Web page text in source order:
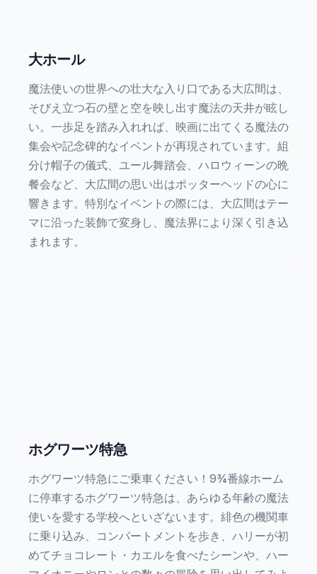
大ホール
魔法使いの世界への壮大な入り口である大広間は、
そびえ立つ石の壁と空を映し出す魔法の天井が眩し
い。一歩足を踏み入れれば、映画に出てくる魔法の
集会や記念碑的なイベントが再現されています。組
分け帽子の儀式、ユール舞踏会、ハロウィーンの晩
餐会など、大広間の思い出はポッターヘッドの心に
響きます。特別なイベントの際には、大広間はテー
マに沿った装飾で変身し、魔法界により深く引き込
まれます。
ホグワーツ特急
ホグワーツ特急にご乗車ください！9¾番線ホーム
に停車するホグワーツ特急は、あらゆる年齢の魔法
使いを愛する学校へといざないます。緋色の機関車
に乗り込み、コンパートメントを歩き、ハリーが初
めてチョコレート・カエルを食べたシーンや、ハー